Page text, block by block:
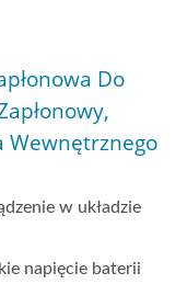
Do
Wewnętrznego
w układzie
napięcie baterii